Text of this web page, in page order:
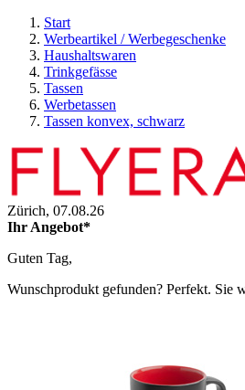
Start
Werbeartikel / Werbegeschenke
Haushaltswaren
Trinkgefässe
Tassen
Werbetassen
Tassen konvex, schwarz
Zürich, 07.08.26
Ihr Angebot*
Guten Tag,
Wunschprodukt gefunden? Perfekt. Sie